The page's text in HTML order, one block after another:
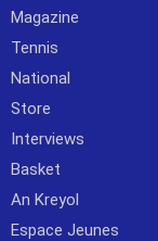
Magazine
Tennis
National
Store
Interviews
Basket
An Kreyol
Espace Jeunes